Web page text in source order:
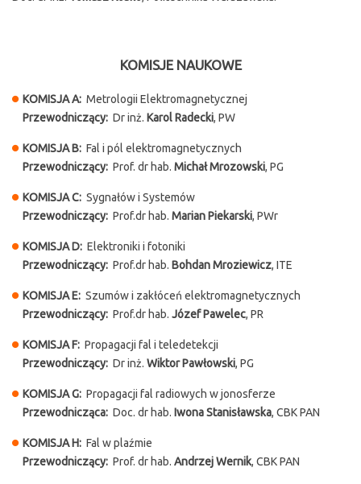
KOMISJE NAUKOWE
KOMISJA A: Metrologii Elektromagnetycznej
Przewodniczący: Dr inż. Karol Radecki, PW
KOMISJA B: Fal i pól elektromagnetycznych
Przewodniczący: Prof. dr hab. Michał Mrozowski, PG
KOMISJA C: Sygnałów i Systemów
Przewodniczący: Prof.dr hab. Marian Piekarski, PWr
KOMISJA D: Elektroniki i fotoniki
Przewodniczący: Prof.dr hab. Bohdan Mroziewicz, ITE
KOMISJA E: Szumów i zakłóceń elektromagnetycznych
Przewodniczący: Prof.dr hab. Józef Pawelec, PR
KOMISJA F: Propagacji fal i teledetekcji
Przewodniczący: Dr inż. Wiktor Pawłowski, PG
KOMISJA G: Propagacji fal radiowych w jonosferze
Przewodnicząca: Doc. dr hab. Iwona Stanisławska, CBK PAN
KOMISJA H: Fal w plaźmie
Przewodniczący: Prof. dr hab. Andrzej Wernik, CBK PAN